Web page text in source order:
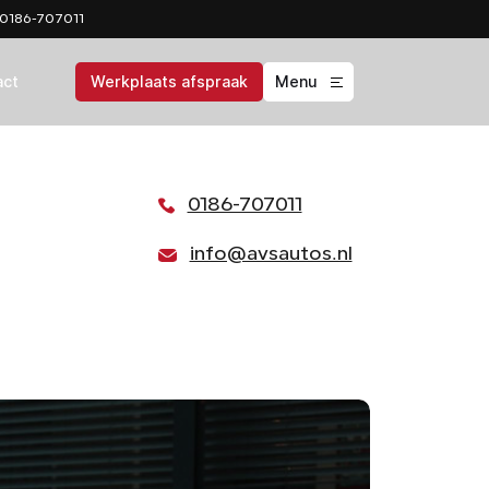
0186-707011
Werkplaats afspraak Menu
0186-707011
info@avsautos.nl